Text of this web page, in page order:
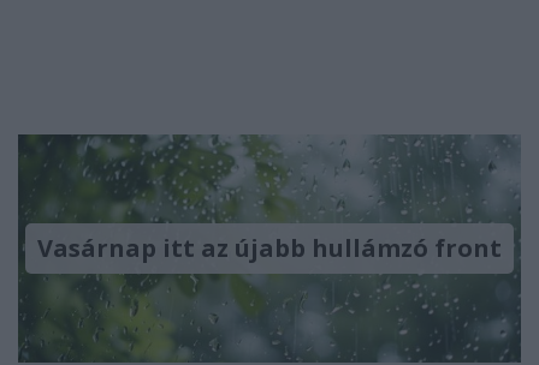
Vasárnap itt az újabb hullámzó front